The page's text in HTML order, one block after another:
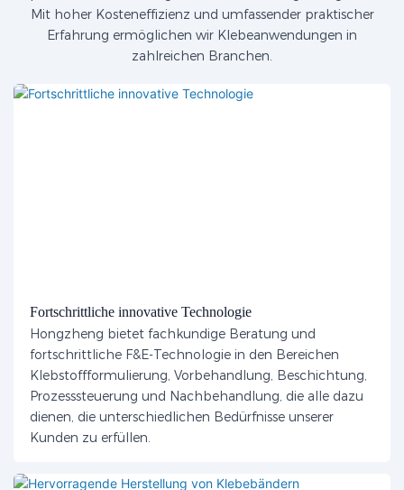
Mit hoher Kosteneffizienz und umfassender praktischer
Erfahrung ermöglichen wir Klebeanwendungen in
zahlreichen Branchen.
Fortschrittliche innovative Technologie
Hongzheng bietet fachkundige Beratung und
fortschrittliche F&E-Technologie in den Bereichen
Klebstoffformulierung, Vorbehandlung, Beschichtung,
Prozesssteuerung und Nachbehandlung, die alle dazu
dienen, die unterschiedlichen Bedürfnisse unserer
Kunden zu erfüllen.